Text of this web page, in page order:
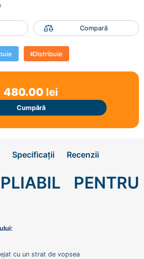
Compară
Distribuie
480.00 lei
Cumpără
Specificații Recenzii
PENTRU
cu un strat de vopsea